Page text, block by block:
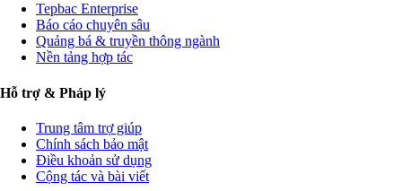
Tepbac Enterprise
Báo cáo chuyên sâu
Quảng bá & truyền thông ngành
Nền tảng hợp tác
Hỗ trợ & Pháp lý
Trung tâm trợ giúp
Chính sách bảo mật
Điều khoản sử dụng
Cộng tác và bài viết